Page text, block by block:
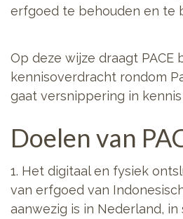
erfgoed te behouden en te
Op deze wijze draagt PACE
kennisoverdracht rondom
gaat versnippering in
Doelen van
1. Het digitaal en fysiek
van erfgoed van
aanwezig is in Nederland,